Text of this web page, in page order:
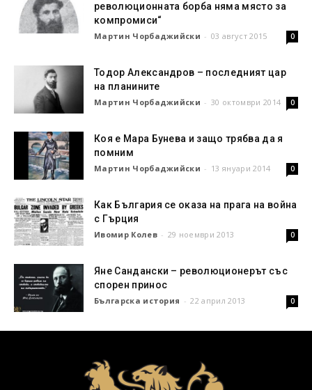
революционната борба няма място за
компромиси“
Мартин Чорбаджийски - 03 август 2015 0
Тодор Александров – последният цар
на планините
Мартин Чорбаджийски - 30 октомври 2014 0
Коя е Мара Бунева и защо трябва да я
помним
Мартин Чорбаджийски - 13 януари 2014 0
Как България се оказа на прага на война
с Гърция
Ивомир Колев - 29 ноември 2013 0
Яне Сандански – революционерът със
спорен принос
Българска история - 22 април 2013 0